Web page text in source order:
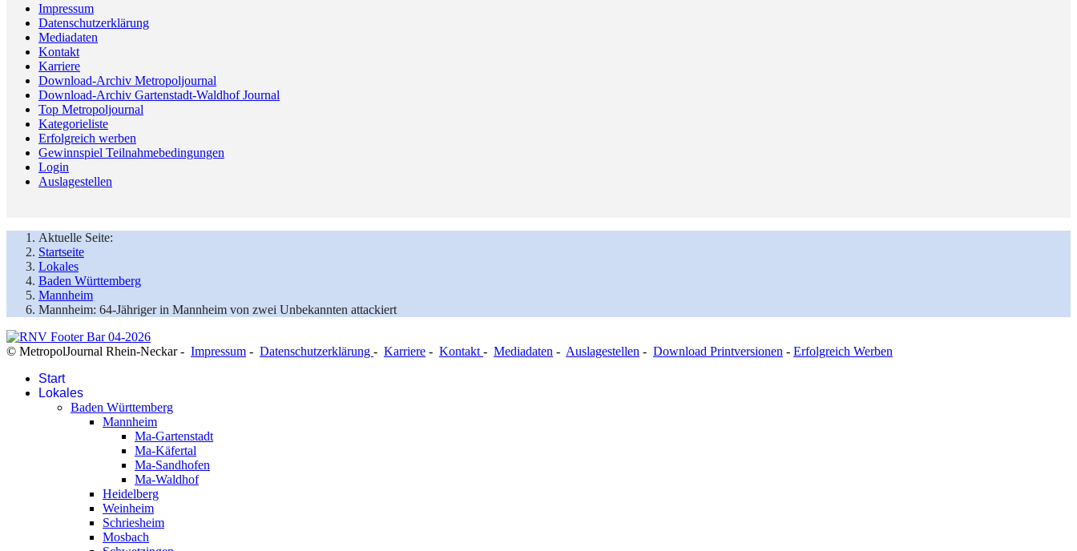
Impressum
Datenschutzerklärung
Mediadaten
Kontakt
Karriere
Download-Archiv Metropoljournal
Download-Archiv Gartenstadt-Waldhof Journal
Top Metropoljournal
Kategorieliste
Erfolgreich werben
Gewinnspiel Teilnahmebedingungen
Login
Auslagestellen
Aktuelle Seite:
Startseite
Lokales
Baden Württemberg
Mannheim
Mannheim: 64-Jähriger in Mannheim von zwei Unbekannten attackiert
© MetropolJournal Rhein-Neckar - Impressum - Datenschutzerklärung - Karriere - Kontakt - Mediadaten - Auslagestellen - Download Printversionen - Erfolgreich Werben
Start
Lokales
Baden Württemberg
Mannheim
Ma-Gartenstadt
Ma-Käfertal
Ma-Sandhofen
Ma-Waldhof
Heidelberg
Weinheim
Schriesheim
Mosbach